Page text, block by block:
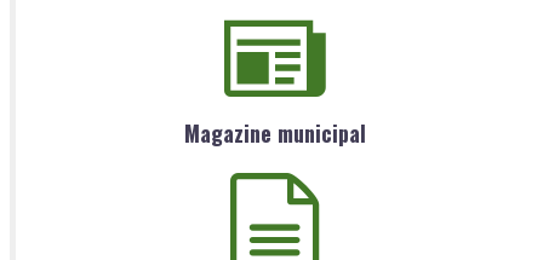
Magazine municipal